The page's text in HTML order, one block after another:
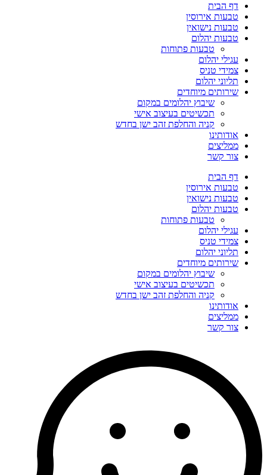
דף הבית
טבעות אירוסין
טבעות נישואין
טבעות יהלום
טבעות פתוחות
עגילי יהלום
צמידי טניס
תליוני יהלום
שירותים מיוחדים
שיבוץ יהלומים במקום
תכשיטים בעיצוב אישי
קניה והחלפת זהב ישן בחדש
אודותינו
ממליצים
צור קשר
דף הבית
טבעות אירוסין
טבעות נישואין
טבעות יהלום
טבעות פתוחות
עגילי יהלום
צמידי טניס
תליוני יהלום
שירותים מיוחדים
שיבוץ יהלומים במקום
תכשיטים בעיצוב אישי
קניה והחלפת זהב ישן בחדש
אודותינו
ממליצים
צור קשר